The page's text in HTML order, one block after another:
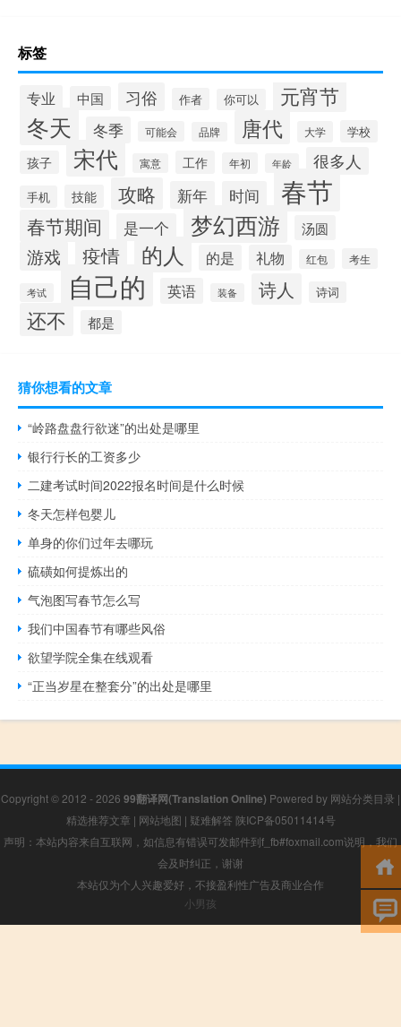
标签
专业 中国 习俗 作者 你可以 元宵节
冬天 冬季 可能会 品牌 唐代 大学 学校
孩子 宋代 寓意 工作 年初 年龄 很多人
手机 技能 攻略 新年 时间 春节
春节期间 是一个 梦幻西游 汤圆
游戏 疫情 的人 的是 礼物 红包 考生
考试 自己的 英语 装备 诗人 诗词
还不 都是
猜你想看的文章
“岭路盘盘行欲迷”的出处是哪里
银行行长的工资多少
二建考试时间2022报名时间是什么时候
冬天怎样包婴儿
单身的你们过年去哪玩
硫磺如何提炼出的
气泡图写春节怎么写
我们中国春节有哪些风俗
欲望学院全集在线观看
“正当岁星在整套分”的出处是哪里
Copyright © 2012 - 2026 99翻译网(Translation Online) Powered by 网站分类目录 |
精选推荐文章 | 网站地图 | 疑难解答 陕ICP备05011414号
声明：本站内容来自互联网，如信息有错误可发邮件到f_fb#foxmail.com说明，我们
会及时纠正，谢谢
本站仅为个人兴趣爱好，不接盈利性广告及商业合作
小男孩